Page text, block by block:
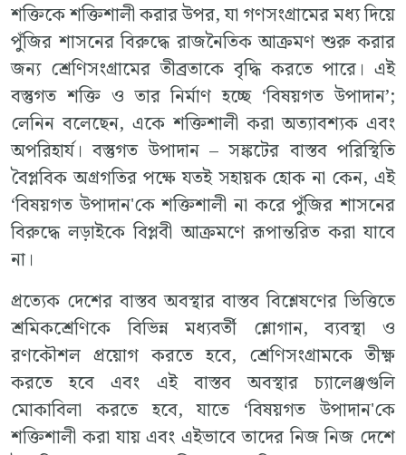
শক্তিকে শক্তিশালী করার উপর, যা গণসংগ্রামের মধ্য দিয়ে
পুঁজির শাসনের বিরুদ্ধে রাজনৈতিক আক্রমণ শুরু করার
জন্য শ্রেণিসংগ্রামের তীব্রতাকে বৃদ্ধি করতে পারে। এই
বস্তুগত শক্তি ও তার নির্মাণ হচ্ছে ‘বিষয়গত উপাদান’;
লেনিন বলেছেন, একে শক্তিশালী করা অত্যাবশ্যক এবং
অপরিহার্য। বস্তুগত উপাদান – সঙ্কটের বাস্তব পরিস্থিতি
বৈপ্লবিক অগ্রগতির পক্ষে যতই সহায়ক হোক না কেন, এই
‘বিষয়গত উপাদান'কে শক্তিশালী না করে পুঁজির শাসনের
বিরুদ্ধে লড়াইকে বিপ্লবী আক্রমণে রূপান্তরিত করা যাবে
না।
প্রত্যেক দেশের বাস্তব অবস্থার বাস্তব বিশ্লেষণের ভিত্তিতে
শ্রমিকশ্রেণিকে বিভিন্ন মধ্যবর্তী শ্লোগান, ব্যবস্থা ও
রণকৌশল প্রয়োগ করতে হবে, শ্রেণিসংগ্রামকে তীক্ষ্ণ
করতে হবে এবং এই বাস্তব অবস্থার চ্যালেঞ্জগুলি
মোকাবিলা করতে হবে, যাতে ‘বিষয়গত উপাদান'কে
শক্তিশালী করা যায় এবং এইভাবে তাদের নিজ নিজ দেশে